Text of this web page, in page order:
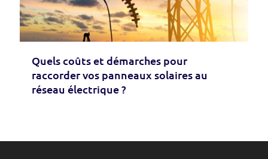
Quels coûts et démarches pour
raccorder vos panneaux solaires au
réseau électrique ?